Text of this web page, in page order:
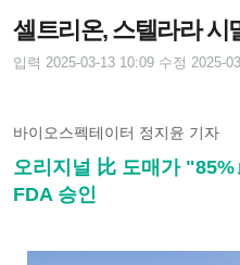
셀트리온, 스텔라라 시
입력 2025-03-13 10:09 수정 2025-
바이오스펙테이터 정지윤 기자
오리지널 比 도매가
FDA 승인